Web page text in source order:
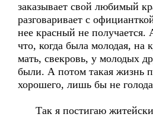
заказывает свой любимый
разговаривает с
нее красный не получается.
что, когда была молодая, на
мать, свекровь, у молодых
были. А потом такая жизнь
хорошего, лишь бы не
Так я постигаю